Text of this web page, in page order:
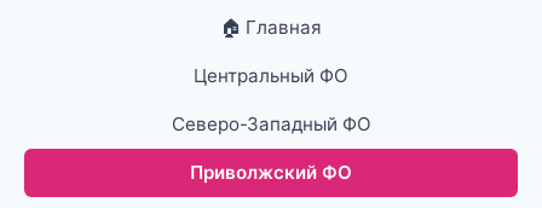
🏠 Главная
Центральный ФО
Северо-Западный ФО
Приволжский ФО